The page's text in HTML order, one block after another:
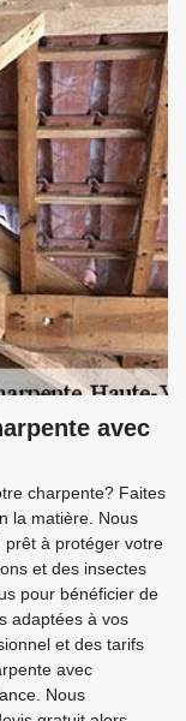
avec
charpente? Faites
la matière. Nous
prêt à protéger votre
et des insectes
pour bénéficier de
adaptées à vos
et des tarifs
avec
Nous